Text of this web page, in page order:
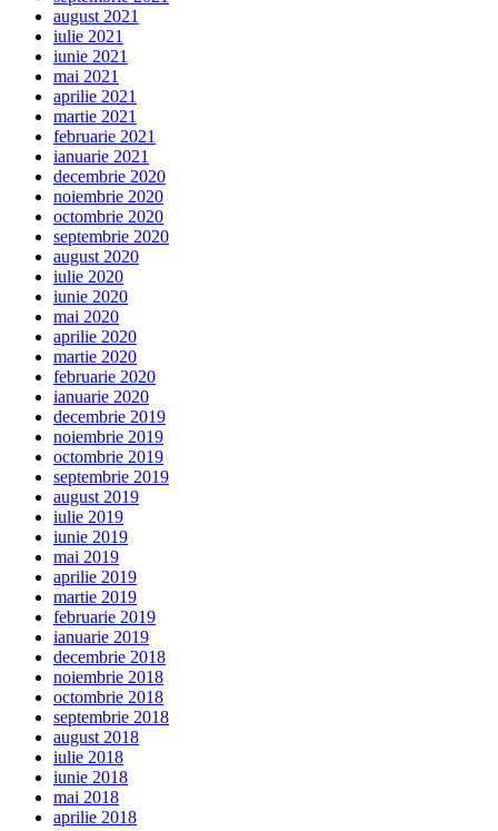
august 2021
iulie 2021
iunie 2021
mai 2021
aprilie 2021
martie 2021
februarie 2021
ianuarie 2021
decembrie 2020
noiembrie 2020
octombrie 2020
septembrie 2020
august 2020
iulie 2020
iunie 2020
mai 2020
aprilie 2020
martie 2020
februarie 2020
ianuarie 2020
decembrie 2019
noiembrie 2019
octombrie 2019
septembrie 2019
august 2019
iulie 2019
iunie 2019
mai 2019
aprilie 2019
martie 2019
februarie 2019
ianuarie 2019
decembrie 2018
noiembrie 2018
octombrie 2018
septembrie 2018
august 2018
iulie 2018
iunie 2018
mai 2018
aprilie 2018